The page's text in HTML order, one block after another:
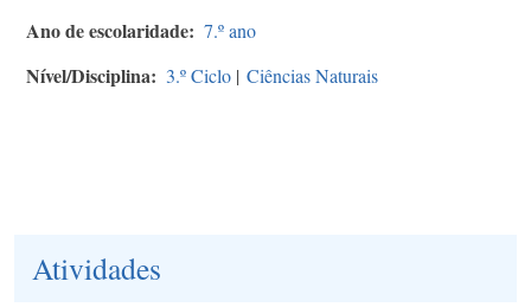
Ano de escolaridade 7.º ano
Nível/Disciplina 3.º Ciclo | Ciências Naturais
Atividades